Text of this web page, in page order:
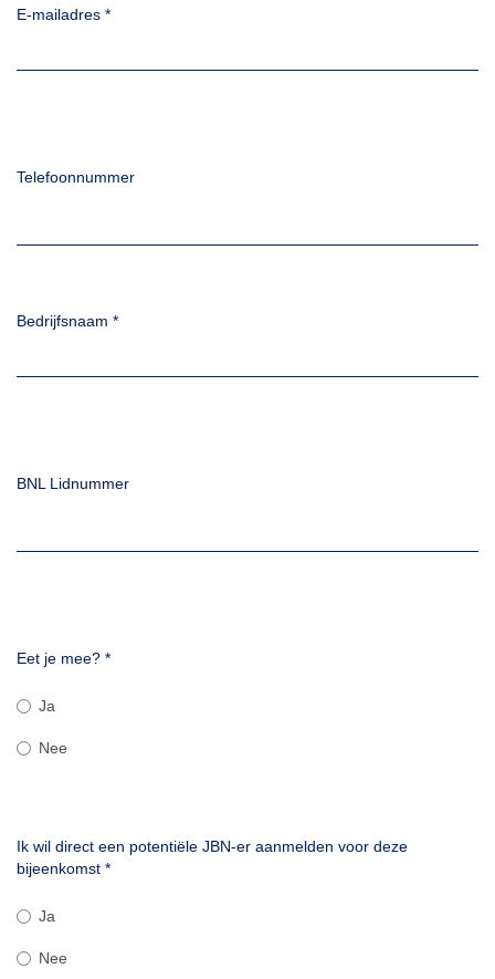
E-mailadres *
Telefoonnummer
Bedrijfsnaam *
BNL Lidnummer
Eet je mee? *
Ja
Nee
Ik wil direct een potentiële JBN-er aanmelden voor deze
bijeenkomst *
Ja
Nee